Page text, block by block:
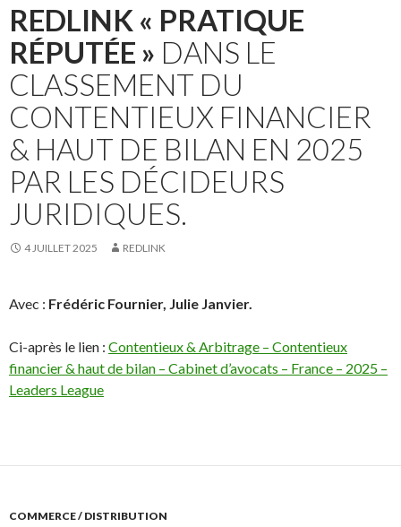
REDLINK « PRATIQUE
RÉPUTÉE » DANS LE
CLASSEMENT DU
CONTENTIEUX FINANCIER
& HAUT DE BILAN EN 2025
PAR LES DÉCIDEURS
JURIDIQUES.
4 JUILLET 2025 REDLINK
Avec : Frédéric Fournier, Julie Janvier.
Ci-après le lien : Contentieux & Arbitrage – Contentieux
financier & haut de bilan – Cabinet d’avocats – France – 2025 –
Leaders League
COMMERCE / DISTRIBUTION